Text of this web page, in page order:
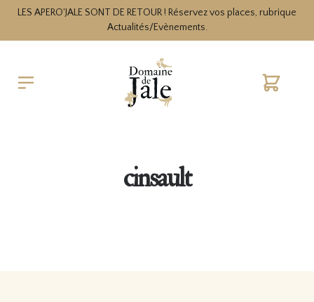
LES APERO'JALE SONT DE RETOUR ! Réservez vos places, rubrique
Actualités/Evènements.
Cart
cinsault